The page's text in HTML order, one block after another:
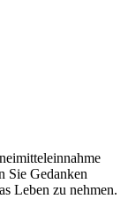
Sie Gedanken
Leben zu nehmen.